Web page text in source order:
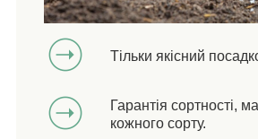
Тільки якісний
Гарантія сортності,
кожного сорту.